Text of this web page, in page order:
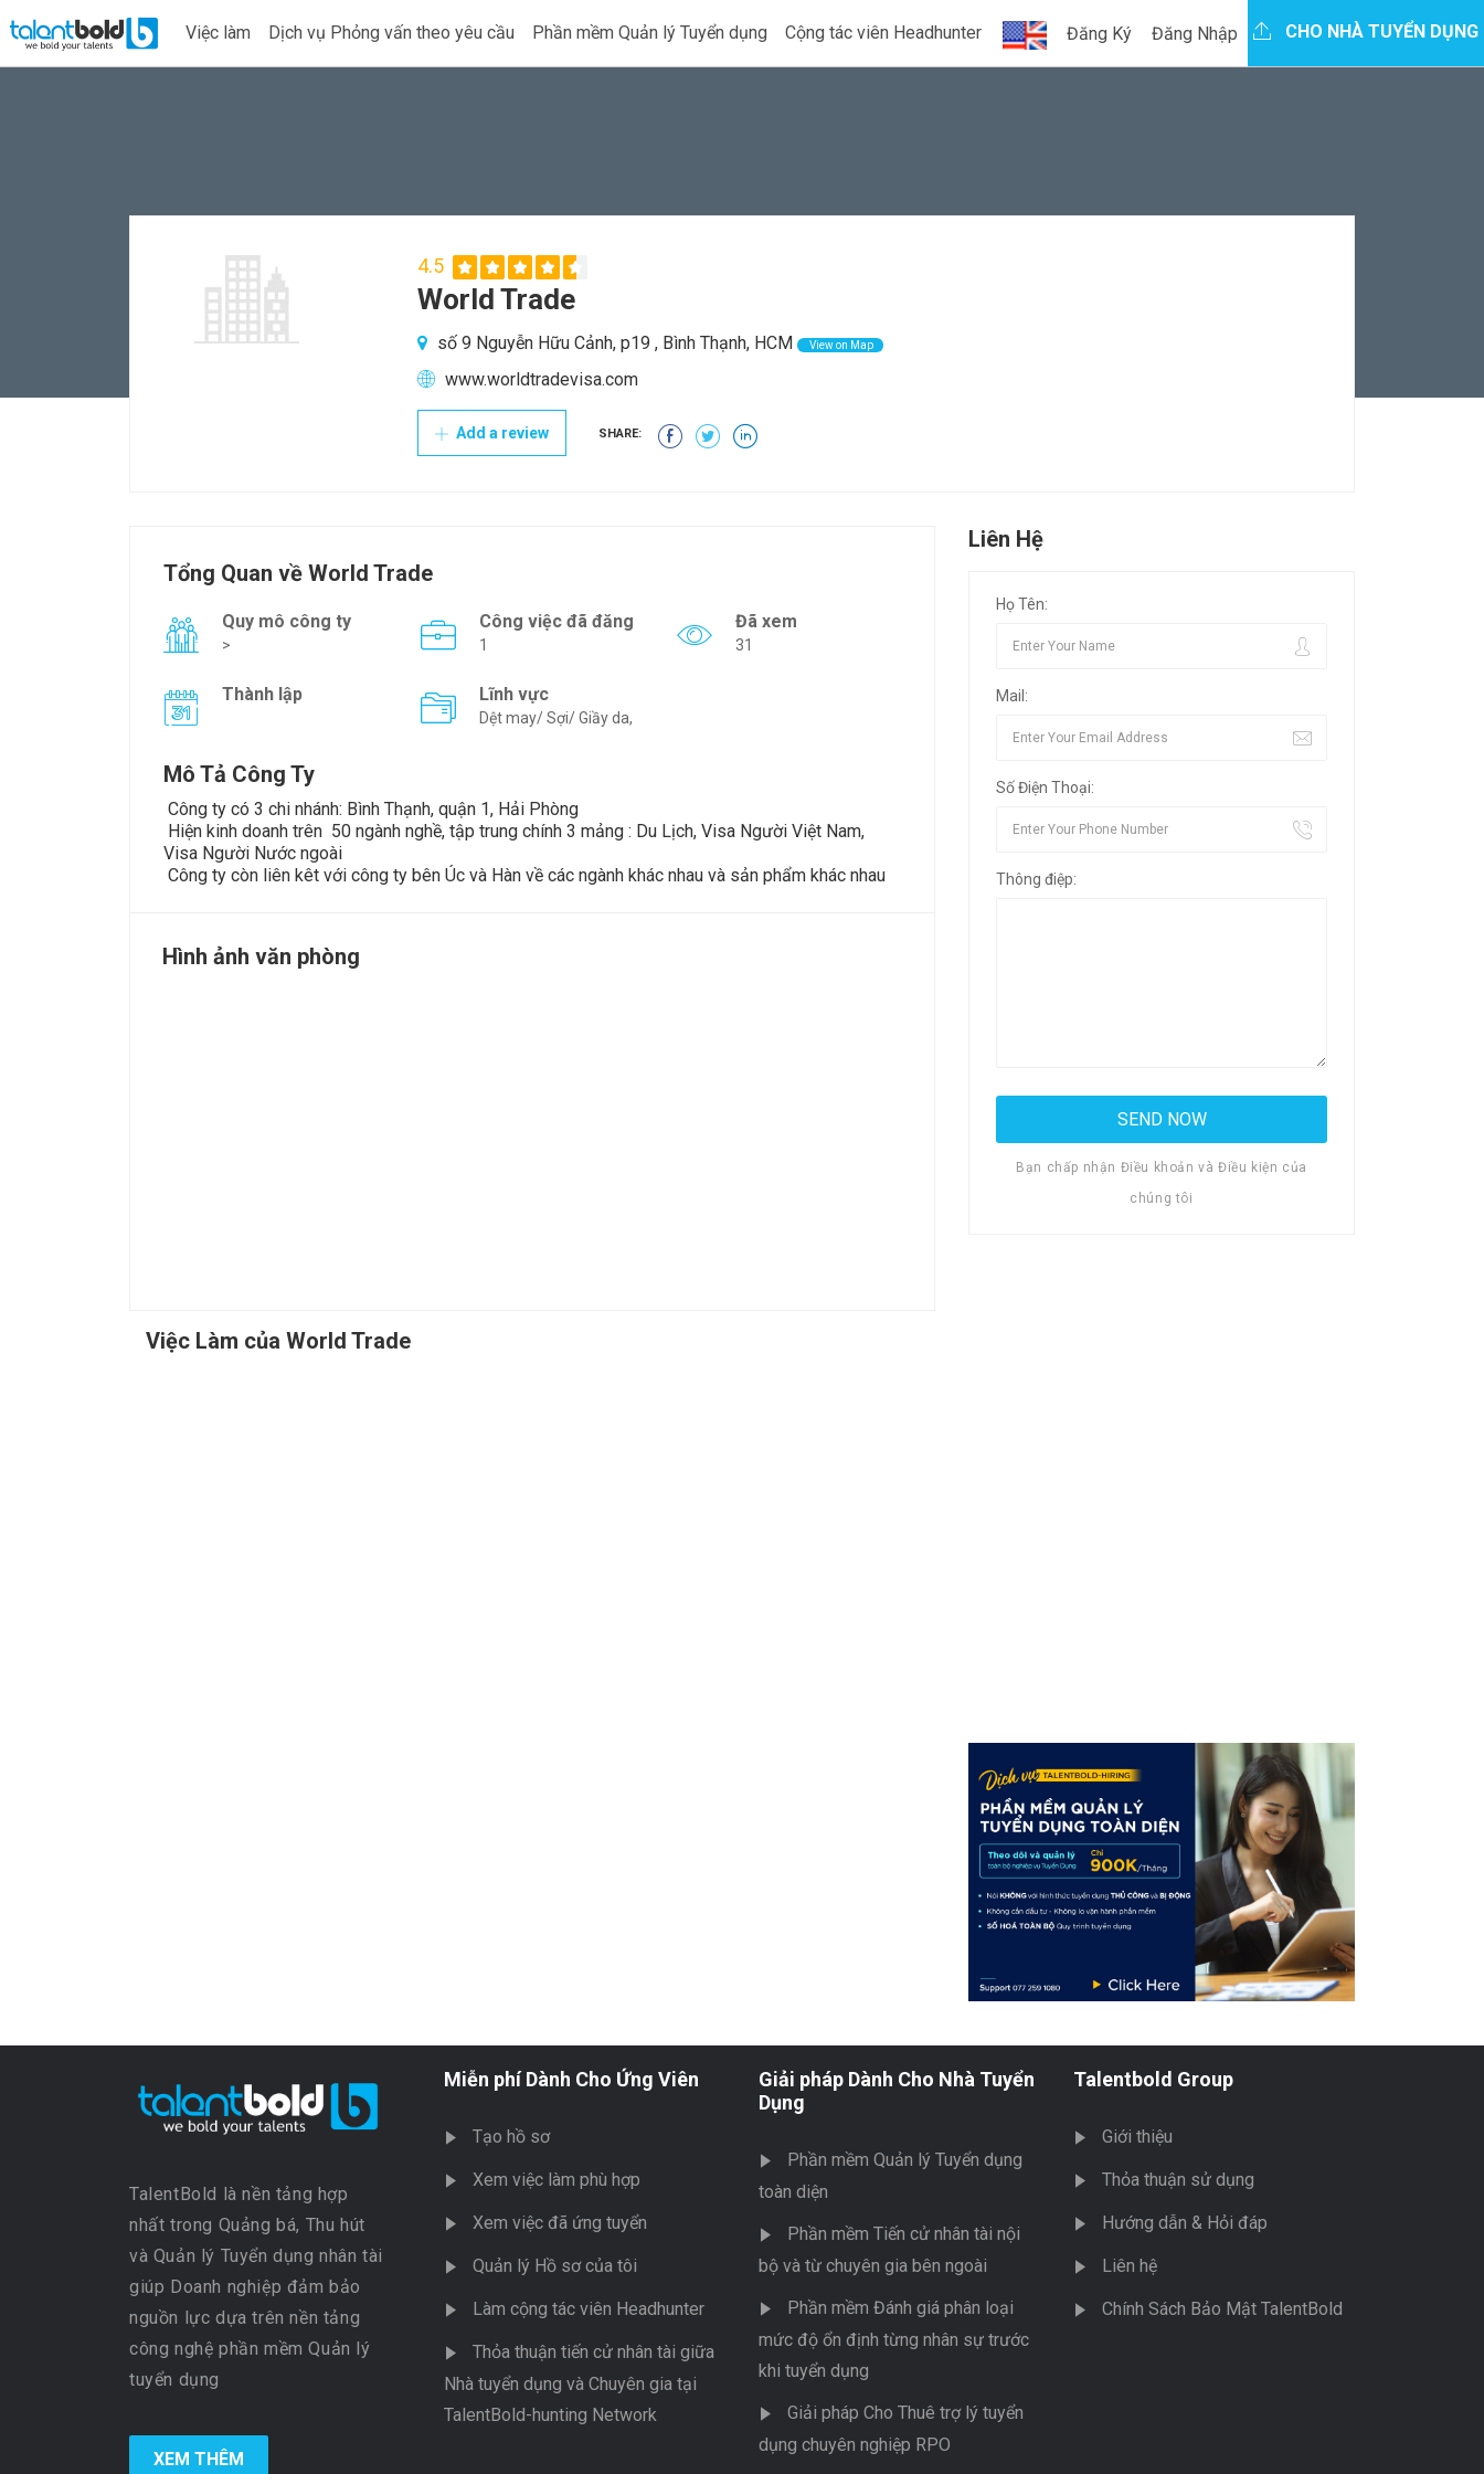
Việc làm Dịch vụ Phỏng vấn theo yêu cầu Phần mềm Quản lý Tuyển dụng Cộng tác viên Headhunter Đăng Ký Đăng Nhập CHO NHÀ TUYỂN DỤNG
4.5
World Trade
số 9 Nguyễn Hữu Cảnh, p19 , Bình Thạnh, HCM View on Map
www.worldtradevisa.com
Add a review SHARE:
Tổng Quan về World Trade
Quy mô công ty
>
Công việc đã đăng
1
Đã xem
31
Thành lập Lĩnh vực
Dệt may/ Sợi/ Giầy da,
Mô Tả Công Ty
Công ty có 3 chi nhánh: Bình Thạnh, quận 1, Hải Phòng
Hiện kinh doanh trên 50 ngành nghề, tập trung chính 3 mảng : Du Lịch, Visa Người Việt Nam,
Visa Người Nước ngoài
Công ty còn liên kêt với công ty bên Úc và Hàn về các ngành khác nhau và sản phẩm khác nhau
Hình ảnh văn phòng
Việc Làm của World Trade
Liên Hệ
Họ Tên:
Mail:
Số Điện Thoại:
Thông điệp:
Bạn chấp nhận Điều khoản và Điều kiện của
chúng tôi
TalentBold là nền tảng hợp
nhất trong Quảng bá, Thu hút
và Quản lý Tuyển dụng nhân tài
giúp Doanh nghiệp đảm bảo
nguồn lực dựa trên nền tảng
công nghệ phần mềm Quản lý
tuyển dụng
XEM THÊM
Miễn phí Dành Cho Ứng Viên
Tạo hồ sơ
Xem việc làm phù hợp
Xem việc đã ứng tuyển
Quản lý Hồ sơ của tôi
Làm cộng tác viên Headhunter
Thỏa thuận tiến cử nhân tài giữa
Nhà tuyển dụng và Chuyên gia tại
TalentBold-hunting Network
Giải pháp Dành Cho Nhà Tuyển
Dụng
Phần mềm Quản lý Tuyển dụng
toàn diện
Phần mềm Tiến cử nhân tài nội
bộ và từ chuyên gia bên ngoài
Phần mềm Đánh giá phân loại
mức độ ổn định từng nhân sự trước
khi tuyển dụng
Giải pháp Cho Thuê trợ lý tuyển
dụng chuyên nghiệp RPO
Talentbold Group
Giới thiệu
Thỏa thuận sử dụng
Hướng dẫn & Hỏi đáp
Liên hệ
Chính Sách Bảo Mật TalentBold